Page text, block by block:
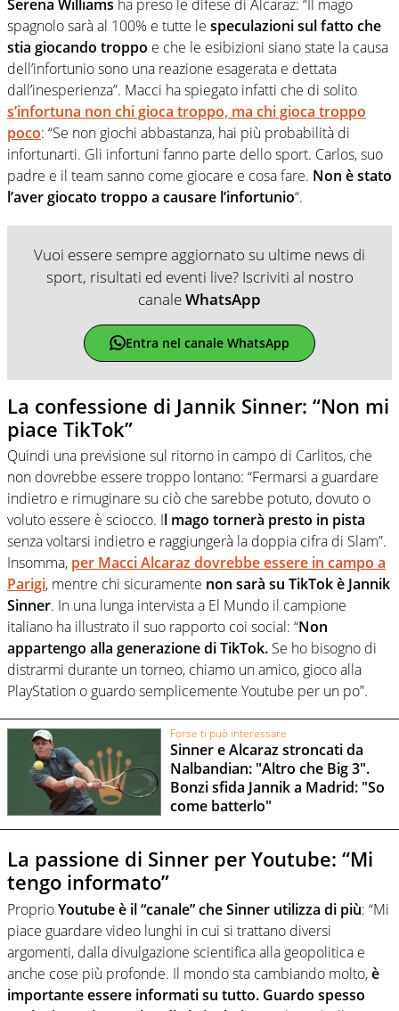
Serena Williams ha preso le difese di Alcaraz: “Il mago
spagnolo sarà al 100% e tutte le speculazioni sul fatto che
stia giocando troppo e che le esibizioni siano state la causa
dell’infortunio sono una reazione esagerata e dettata
dall’inesperienza”. Macci ha spiegato infatti che di solito
s’infortuna non chi gioca troppo, ma chi gioca troppo
poco: “Se non giochi abbastanza, hai più probabilità di
infortunarti. Gli infortuni fanno parte dello sport. Carlos, suo
padre e il team sanno come giocare e cosa fare. Non è stato
l’aver giocato troppo a causare l’infortunio“.
Vuoi essere sempre aggiornato su ultime news di
sport, risultati ed eventi live? Iscriviti al nostro
canaleWhatsApp
Entra nel canale WhatsApp
La confessione di Jannik Sinner: “Non mi
piace TikTok”
Quindi una previsione sul ritorno in campo di Carlitos, che
non dovrebbe essere troppo lontano: “Fermarsi a guardare
indietro e rimuginare su ciò che sarebbe potuto, dovuto o
voluto essere è sciocco. Il mago tornerà presto in pista
senza voltarsi indietro e raggiungerà la doppia cifra di Slam”.
Insomma, per Macci Alcaraz dovrebbe essere in campo a
Parigi, mentre chi sicuramente non sarà su TikTok è Jannik
Sinner. In una lunga intervista a El Mundo il campione
italiano ha illustrato il suo rapporto coi social: “Non
appartengo alla generazione di TikTok. Se ho bisogno di
distrarmi durante un torneo, chiamo un amico, gioco alla
PlayStation o guardo semplicemente Youtube per un po”.
Forse ti può interessare
Sinner e Alcaraz stroncati da
Nalbandian: "Altro che Big 3".
Bonzi sfida Jannik a Madrid: "So
come batterlo"
La passione di Sinner per Youtube: “Mi
tengo informato”
ProprioYoutube è il “canale” che Sinner utilizza di più: “Mi
piace guardare video lunghi in cui si trattano diversi
argomenti, dalla divulgazione scientifica alla geopolitica e
anche cose più profonde. Il mondo sta cambiando molto,è
importante essere informati su tutto. Guardo spesso